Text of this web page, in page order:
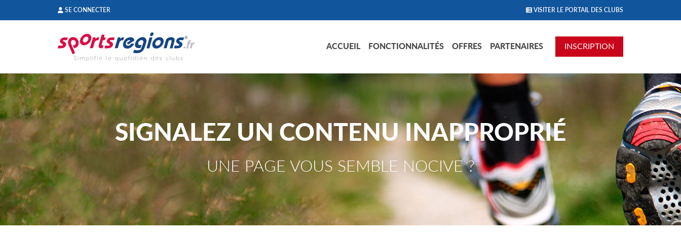
Panneau de gestion des cookies
SE CONNECTER VISITER LE PORTAIL DES CLUBS
ACCUEIL FONCTIONNALITÉS OFFRES PARTENAIRES INSCRIPTION
SIGNALEZ UN CONTENU INAPPROPRIÉ
UNE PAGE VOUS SEMBLE NOCIVE ?